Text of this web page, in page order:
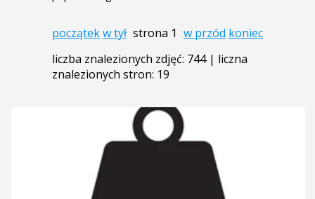
początekw tył strona 1 w przód koniec
liczba znalezionych zdjęć: 744 | liczna
znalezionych stron: 19